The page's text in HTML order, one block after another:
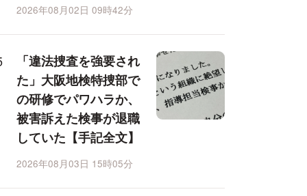
2026年08月02日 09時42分
「違法捜査を強要され
た」大阪地検特捜部で
の研修でパワハラか、
被害訴えた検事が退職
していた【手記全文】
2026年08月03日 15時05分